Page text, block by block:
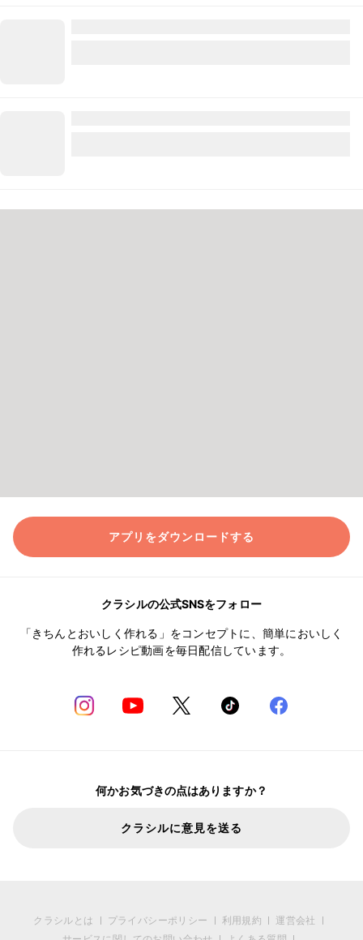
アプリをダウンロードする
クラシルの公式SNSをフォロー
「きちんとおいしく作れる」をコンセプトに、簡単においしく
作れるレシピ動画を毎日配信しています。
何かお気づきの点はありますか？
クラシルに意見を送る
クラシルとは プライバシーポリシー 利用規約
運営会社